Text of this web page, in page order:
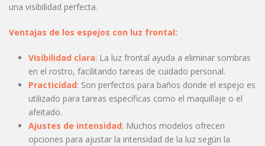
una visibilidad perfecta.
Ventajas de los espejos con luz frontal:
Visibilidad clara: La luz frontal ayuda a eliminar sombras
en el rostro, facilitando tareas de cuidado personal.
Practicidad: Son perfectos para baños donde el espejo es
utilizado para tareas específicas como el maquillaje o el
afeitado.
Ajustes de intensidad: Muchos modelos ofrecen
opciones para ajustar la intensidad de la luz según la